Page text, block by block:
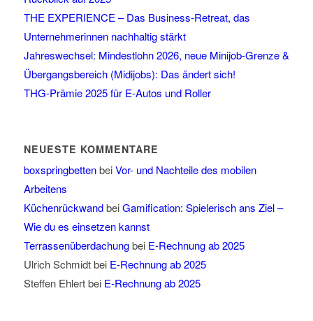
THE EXPERIENCE – Das Business-Retreat, das
Unternehmerinnen nachhaltig stärkt
Jahreswechsel: Mindestlohn 2026, neue Minijob-Grenze &
Übergangsbereich (Midijobs): Das ändert sich!
THG-Prämie 2025 für E-Autos und Roller
NEUESTE KOMMENTARE
boxspringbettenbeiVor- und Nachteile des mobilen
Arbeitens
KüchenrückwandbeiGamification: Spielerisch ans Ziel –
Wie du es einsetzen kannst
Terrassenüberdachungbei E-Rechnung ab 2025
Ulrich Schmidtbei E-Rechnung ab 2025
Steffen Ehlertbei E-Rechnung ab 2025